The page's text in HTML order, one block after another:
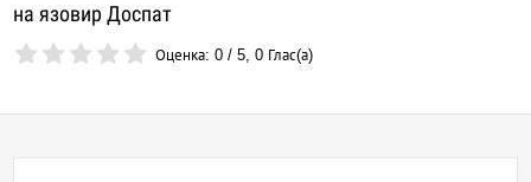
на язовир Доспат
Оценка:0 /5,0 Глас(а)